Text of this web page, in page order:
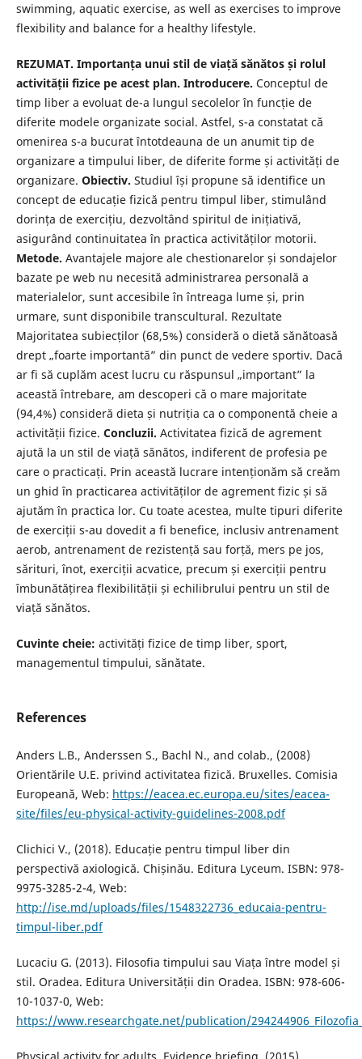
swimming, aquatic exercise, as well as exercises to improve
flexibility and balance for a healthy lifestyle.
REZUMAT. Importanța unui stil de viață sănătos și rolul
activității fizice pe acest plan. Introducere. Conceptul de
timp liber a evoluat de-a lungul secolelor în funcție de
diferite modele organizate social. Astfel, s-a constatat că
omenirea s-a bucurat întotdeauna de un anumit tip de
organizare a timpului liber, de diferite forme și activități de
organizare. Obiectiv. Studiul își propune să identifice un
concept de educație fizică pentru timpul liber, stimulând
dorința de exercițiu, dezvoltând spiritul de inițiativă,
asigurând continuitatea în practica activităților motorii.
Metode. Avantajele majore ale chestionarelor și sondajelor
bazate pe web nu necesită administrarea personală a
materialelor, sunt accesibile în întreaga lume și, prin
urmare, sunt disponibile transcultural. Rezultate
Majoritatea subiecților (68,5%) consideră o dietă sănătoasă
drept „foarte importantă” din punct de vedere sportiv. Dacă
ar fi să cuplăm acest lucru cu răspunsul „important” la
această întrebare, am descoperi că o mare majoritate
(94,4%) consideră dieta și nutriția ca o componentă cheie a
activității fizice. Concluzii. Activitatea fizică de agrement
ajută la un stil de viață sănătos, indiferent de profesia pe
care o practicați. Prin această lucrare intenționăm să creăm
un ghid în practicarea activităților de agrement fizic și să
ajutăm în practica lor. Cu toate acestea, multe tipuri diferite
de exerciții s-au dovedit a fi benefice, inclusiv antrenament
aerob, antrenament de rezistență sau forță, mers pe jos,
sărituri, înot, exerciții acvatice, precum și exerciții pentru
îmbunătățirea flexibilității și echilibrului pentru un stil de
viață sănătos.
Cuvinte cheie: activități fizice de timp liber, sport,
managementul timpului, sănătate.
References
Anders L.B., Anderssen S., Bachl N., and colab., (2008)
Orientările U.E. privind activitatea fizică. Bruxelles. Comisia
Europeană, Web: https://eacea.ec.europa.eu/sites/eacea-
site/files/eu-physical-activity-guidelines-2008.pdf
Clichici V., (2018). Educație pentru timpul liber din
perspectivă axiologică. Chișinău. Editura Lyceum. ISBN: 978-
9975-3285-2-4, Web:
http://ise.md/uploads/files/1548322736_educaia-pentru-
timpul-liber.pdf
Lucaciu G. (2013). Filosofia timpului sau Viața între model și
stil. Oradea. Editura Universității din Oradea. ISBN: 978-606-
10-1037-0, Web:
https://www.researchgate.net/publication/